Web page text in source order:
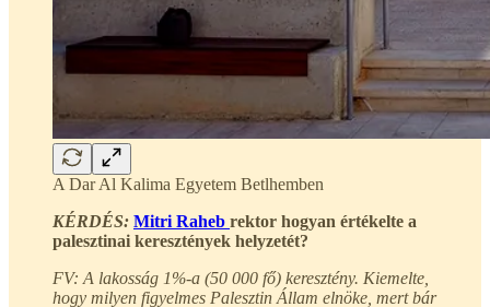
A Dar Al Kalima Egyetem Betlhemben
KÉRDÉS: Mitri Raheb rektor hogyan értékelte a
palesztinai keresztények helyzetét?
FV: A lakosság 1%-a (50 000 fő) keresztény. Kiemelte,
hogy milyen figyelmes Palesztin Állam elnöke, mert bár